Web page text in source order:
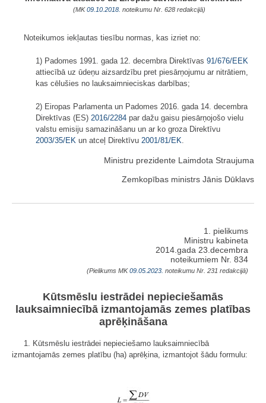
(MK09.10.2018. noteikumu Nr. 628 redakcijā)
Noteikumos iekļautas tiesību normas, kas izriet no:
1) Padomes 1991. gada 12. decembra Direktīvas 91/676/EEK
attiecībā uz ūdeņu aizsardzību pret piesārņojumu ar nitrātiem,
kas cēlušies no lauksaimnieciskas darbības;
2) Eiropas Parlamenta un Padomes 2016. gada 14. decembra
Direktīvas (ES) 2016/2284 par dažu gaisu piesārņojošo vielu
valstu emisiju samazināšanu un ar ko groza Direktīvu
2003/35/EK un atceļ Direktīvu 2001/81/EK
Ministru prezidente Laimdota Straujuma
Zemkopības ministrs Jānis Dūklavs
1. pielikums
Ministru kabineta
2014.gada 23.decembra
noteikumiem Nr. 834
(Pielikums MK09.05.2023. noteikumu Nr. 231 redakcijā)
Kūtsmēslu iestrādei nepieciešamās
lauksaimniecībā izmantojamās zemes platības
aprēķināšana
1. Kūtsmēslu iestrādei nepieciešamo lauksaimniecībā
izmantojamās zemes platību (ha) aprēķina, izmantojot šādu formulu: